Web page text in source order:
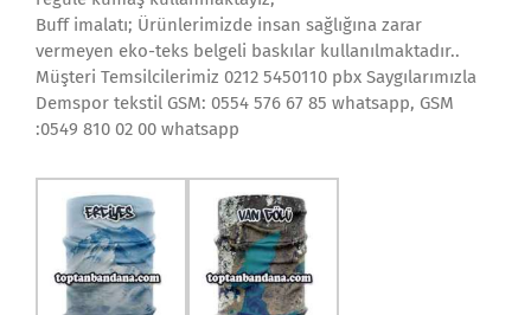
Buff imalatı; Ürünlerimizde insan sağlığına zarar
vermeyen eko-teks belgeli baskılar kullanılmaktadır..
Müşteri Temsilcilerimiz 0212 5450110 pbx Saygılarımızla
Demspor tekstil GSM: 0554 576 67 85 whatsapp, GSM
:0549 810 02 00 whatsapp